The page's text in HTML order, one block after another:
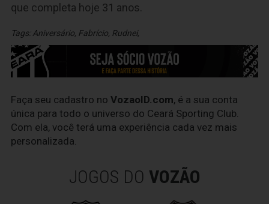
que completa hoje 31 anos.
Tags:Aniversário, Fabrício, Rudnei,
Faça seu cadastro no VozaoID.com, é a sua conta
única para todo o universo do Ceará Sporting Club.
Com ela, você terá uma experiência cada vez mais
personalizada.
JOGOS DO VOZÃO